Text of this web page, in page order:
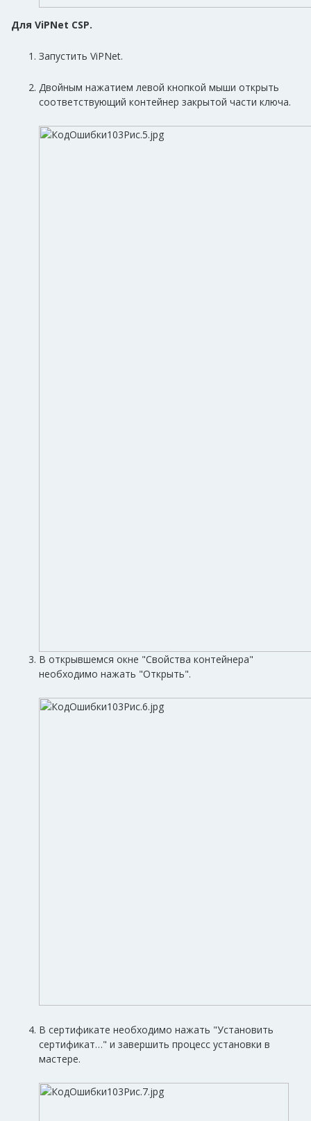
Для ViPNet CSP.
Запустить ViPNet.
Двойным нажатием левой кнопкой мыши открыть
соответствующий контейнер закрытой части ключа.
В открывшемся окне "Свойства контейнера"
необходимо нажать "Открыть".
В сертификате необходимо нажать "Установить
сертификат…" и завершить процесс установки в
мастере.